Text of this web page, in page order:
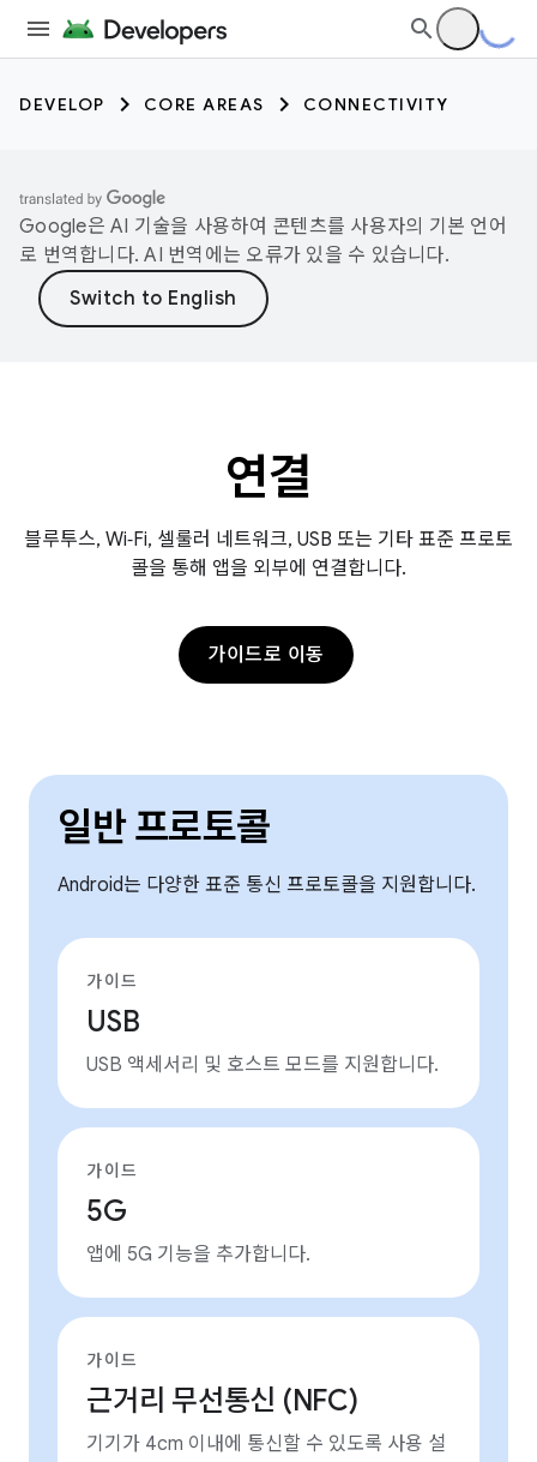
DEVELOP CORE AREAS CONNECTIVITY
Google은 AI 기술을 사용하여 콘텐츠를 사용자의 기본 언어
로 번역합니다. AI 번역에는 오류가 있을 수 있습니다.
연결
블루투스, Wi‑Fi, 셀룰러 네트워크, USB 또는 기타 표준 프로토
콜을 통해 앱을 외부에 연결합니다.
가이드로 이동
일반 프로토콜
Android는 다양한 표준 통신 프로토콜을 지원합니다.
가이드
USB
USB 액세서리 및 호스트 모드를 지원합니다.
가이드
5G
앱에 5G 기능을 추가합니다.
가이드
근거리 무선통신 (NFC)
기기가 4cm 이내에 통신할 수 있도록 사용 설